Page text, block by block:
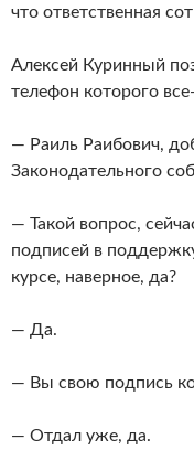
что ответственная
Алексей Куринный
телефон которого
— Раиль Раибович,
Законодательного
— Такой вопрос,
подписей в
курсе, наверное, да?
— Да.
— Вы свою подпись
— Отдал уже, да.